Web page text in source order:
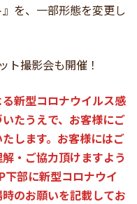
を、一部形態を変更し
ト撮影会も開催！
新型コロナウイルス感
たうえで、お客様にご
します。お客様にはご
・ご協力頂けますよう
下部に新型コロナウイ
のお願いを記載してお